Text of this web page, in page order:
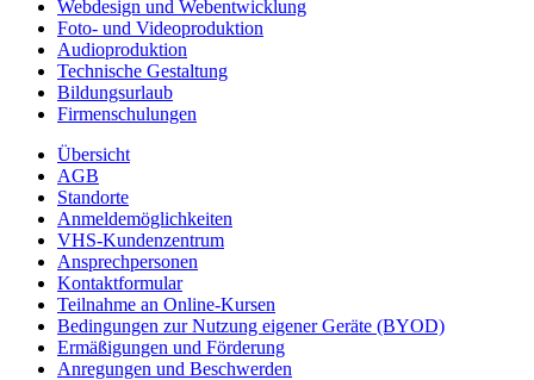
Webdesign und Webentwicklung
Foto- und Videoproduktion
Audioproduktion
Technische Gestaltung
Bildungsurlaub
Firmenschulungen
Übersicht
AGB
Standorte
Anmeldemöglichkeiten
VHS-Kundenzentrum
Ansprechpersonen
Kontaktformular
Teilnahme an Online-Kursen
Bedingungen zur Nutzung eigener Geräte (BYOD)
Ermäßigungen und Förderung
Anregungen und Beschwerden